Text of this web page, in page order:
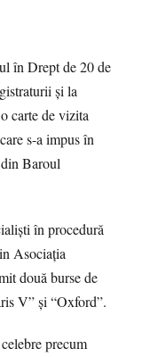
în Drept de 20 de
și la
carte de vizita
s-a impus în
Baroul
în procedură
Asociația
două burse de
V” și “Oxford”.
precum